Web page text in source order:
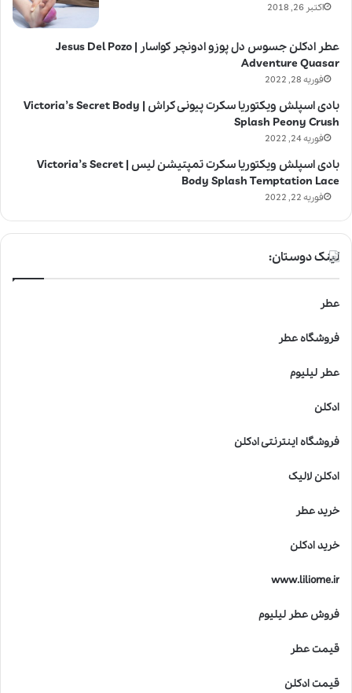
اکتبر 26, 2018
عطر ادکلن جسوس دل پوزو ادونچر کواسار | Jesus Del Pozo
Adventure Quasar
فوریه 28, 2022
بادی اسپلش ویکتوریا سکرت پیونی کراش | Victoria’s Secret Body
Splash Peony Crush
فوریه 24, 2022
بادی اسپلش ویکتوریا سکرت تمپتیشن لیس | Victoria’s Secret
Body Splash Temptation Lace
فوریه 22, 2022
لینک دوستان:
عطر
فروشگاه عطر
عطر لیلیوم
ادکلن
فروشگاه اینترنتی ادکلن
ادکلن لالیک
خرید عطر
خرید ادکلن
www.liliome.ir
فروش عطر لیلیوم
قیمت عطر
قیمت ادکلن